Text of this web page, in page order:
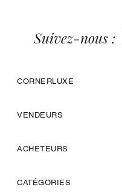
CORNERLUXE
VENDEURS
ACHETEURS
CATÉGORIES
Suivez-nous :